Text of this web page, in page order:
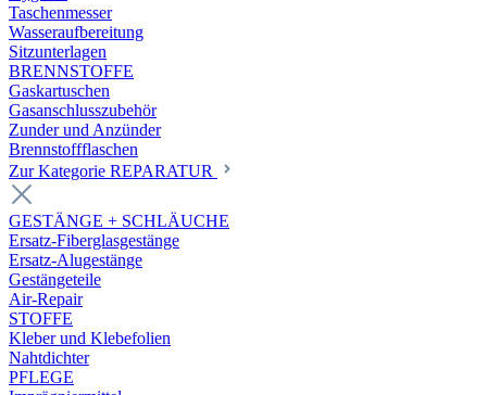
Taschenmesser
Wasseraufbereitung
Sitzunterlagen
BRENNSTOFFE
Gaskartuschen
Gasanschlusszubehör
Zunder und Anzünder
Brennstoffflaschen
Zur Kategorie REPARATUR
GESTÄNGE + SCHLÄUCHE
Ersatz-Fiberglasgestänge
Ersatz-Alugestänge
Gestängeteile
Air-Repair
STOFFE
Kleber und Klebefolien
Nahtdichter
PFLEGE